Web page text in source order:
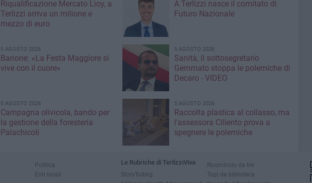
Riqualificazione Mercato Lioy, a
Terlizzi arriva un milione e
mezzo di euro
A Terlizzi nasce il comitato di
Futuro Nazionale
5 AGOSTO 2026
Barione: «La Festa Maggiore si
vive con il cuore»
5 AGOSTO 2026
Sanità, il sottosegretario
Gemmato stoppa le polemiche di
Decaro - VIDEO
5 AGOSTO 2026
Campagna olivicola, bando per
la gestione della foresteria
Palachicoli
5 AGOSTO 2026
Raccolta plastica al collasso, ma
l'assessora Ciliento prova a
spegnere le polemiche
Politica
Enti locali
Le Rubriche di TerlizziViva
StoryTulling
Ricomincio da tre
Topi da biblioteca